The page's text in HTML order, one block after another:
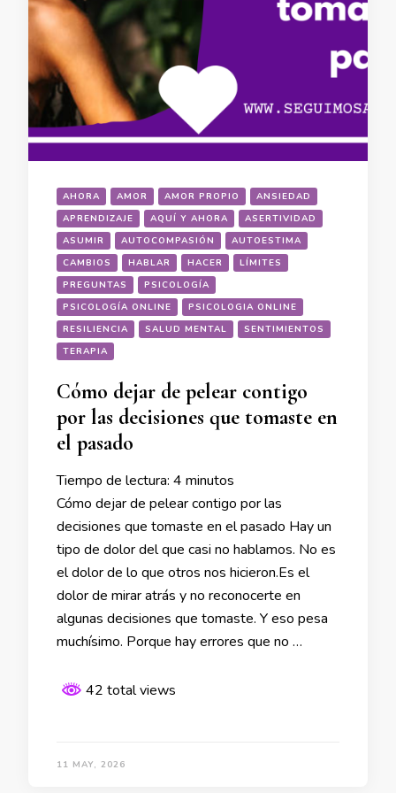
AHORA AMOR AMOR PROPIO
ANSIEDAD
APRENDIZAJE
AQUÍ Y AHORA
ASERTIVIDAD
ASUMIR
AUTOCOMPASIÓN
AUTOESTIMA
CAMBIOS
HABLAR HACER
LÍMITES
PREGUNTAS
PSICOLOGÍA
PSICOLOGÍA ONLINE
PSICOLOGIA ONLINE
RESILIENCIA
SALUD MENTAL
SENTIMIENTOS
TERAPIA
Cómo dejar de pelear contigo
por las decisiones que tomaste en
el pasado
Tiempo de lectura: 4 minutos
Cómo dejar de pelear contigo por las
decisiones que tomaste en el pasado Hay un
tipo de dolor del que casi no hablamos. No es
el dolor de lo que otros nos hicieron.Es el
dolor de mirar atrás y no reconocerte en
algunas decisiones que tomaste. Y eso pesa
muchísimo. Porque hay errores que no …
42 total views
11 MAY, 2026